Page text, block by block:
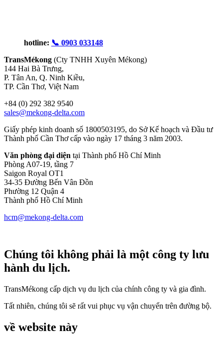
hotline: 📞 0903 033148
TransMékong (Cty TNHH Xuyên Mékong)
144 Hai Bà Trưng,
P. Tân An, Q. Ninh Kiều,
TP. Cần Thơ, Việt Nam
+84 (0) 292 382 9540
sales@mekong-delta.com
Giấy phép kinh doanh số 1800503195, do Sở Kế hoạch và Đầu tư
Thành phố Cần Thơ cấp vào ngày 17 tháng 3 năm 2003.
Văn phòng đại diện tại Thành phố Hồ Chí Minh
Phòng A07-19, tầng 7
Saigon Royal OT1
34-35 Đường Bến Vân Đồn
Phường 12 Quận 4
Thành phố Hồ Chí Minh
hcm@mekong-delta.com
Chúng tôi không phải là một công ty lưu
hành du lịch.
TransMékong cấp dịch vụ du lịch của chính công ty và gia đình.
Tất nhiên, chúng tôi sẽ rất vui phục vụ vận chuyển trên đường bộ.
về website này